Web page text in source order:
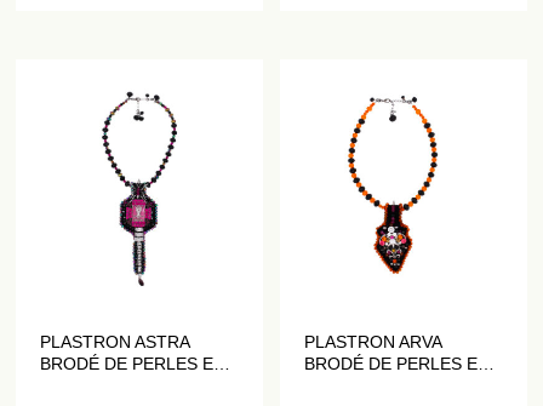
PLASTRON ASTRA
BRODÉ DE PERLES ET
PLASTRON ARVA
BRODÉ DE PERLES ET